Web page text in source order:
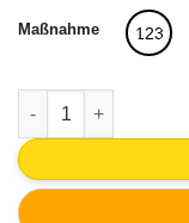
Maßnahme 123
WANDHAKEN